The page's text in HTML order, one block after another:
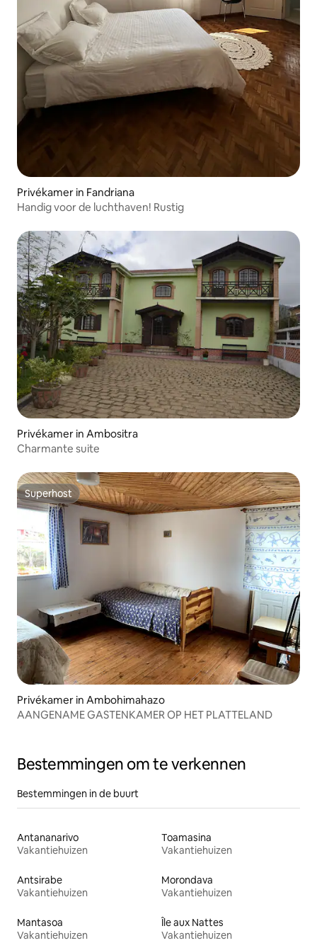
Privékamer in Fandriana
Handig voor de luchthaven! Rustig
Privékamer in Ambositra
Charmante suite
Superhost
Superhost
Privékamer in Ambohimahazo
AANGENAME GASTENKAMER OP HET PLATTELAND
Bestemmingen om te verkennen
Bestemmingen in de buurt
Antananarivo
Vakantiehuizen
Toamasina
Vakantiehuizen
Antsirabe
Vakantiehuizen
Morondava
Vakantiehuizen
Mantasoa
Vakantiehuizen
Île aux Nattes
Vakantiehuizen